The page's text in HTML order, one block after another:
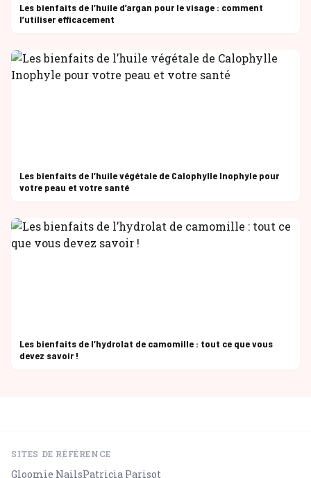
Les bienfaits de l’huile d’argan pour le visage : comment
l’utiliser efficacement
Les bienfaits de l’huile végétale de Calophylle Inophyle pour
votre peau et votre santé
Les bienfaits de l’hydrolat de camomille : tout ce que vous
devez savoir !
SITES DE RÉFÉRENCE
Gloomie NailsPatricia Parisot